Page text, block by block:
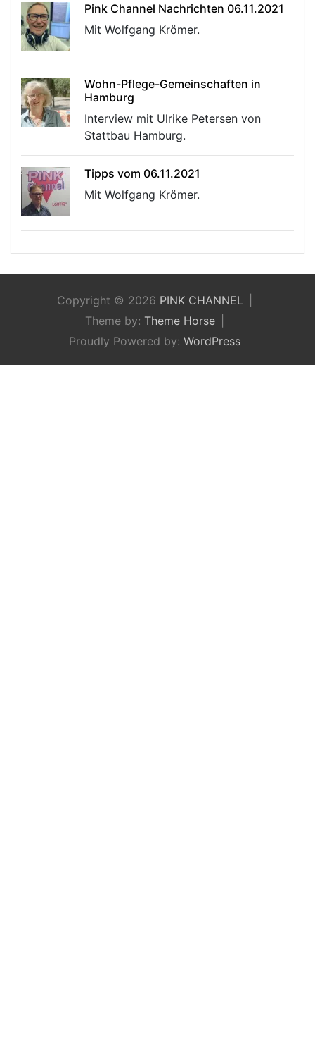
Pink Channel Nachrichten 06.11.2021
Mit Wolfgang Krömer.
Wohn-Pflege-Gemeinschaften in
Hamburg
Interview mit Ulrike Petersen von
Stattbau Hamburg.
Tipps vom 06.11.2021
Mit Wolfgang Krömer.
Copyright © 2026 PINK CHANNEL
Theme by: Theme Horse
Proudly Powered by: WordPress